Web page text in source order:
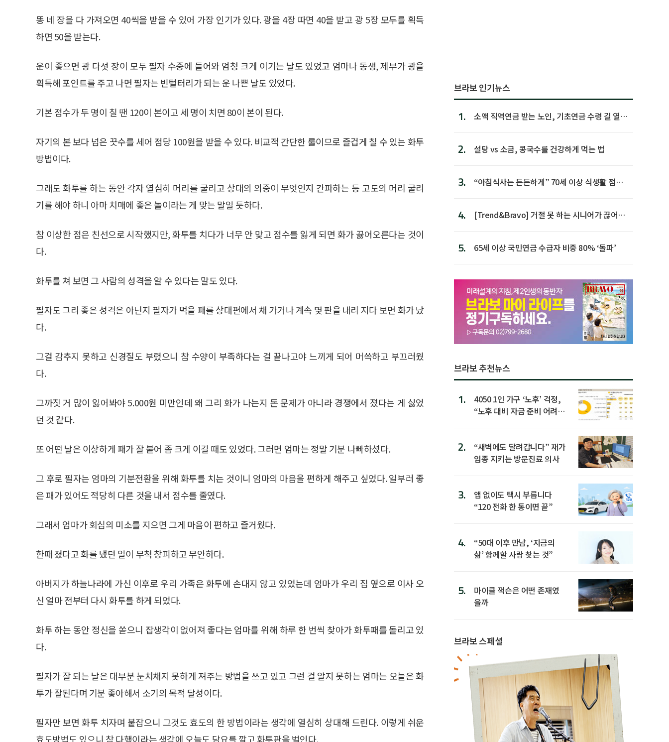
똥 네 장을 다 가져오면 40씩을 받을 수 있어 가장 인기가 있다. 광을 4장 따면 40을 받고 광 5장 모두를 획득
하면 50을 받는다.
운이 좋으면 광 다섯 장이 모두 필자 수중에 들어와 엄청 크게 이기는 날도 있었고 엄마나 동생, 제부가 광을
획득해 포인트를 주고 나면 필자는 빈털터리가 되는 운 나쁜 날도 있었다.
기본 점수가 두 명이 칠 땐 120이 본이고 세 명이 치면 80이 본이 된다.
자기의 본 보다 넘은 끗수를 세어 점당 100원을 받을 수 있다. 비교적 간단한 룰이므로 즐겁게 칠 수 있는 화투
방법이다.
그래도 화투를 하는 동안 각자 열심히 머리를 굴리고 상대의 의중이 무엇인지 간파하는 등 고도의 머리 굴리
기를 해야 하니 아마 치매에 좋은 놀이라는 게 맞는 말일 듯하다.
참 이상한 점은 친선으로 시작했지만, 화투를 치다가 너무 안 맞고 점수를 잃게 되면 화가 끓어오른다는 것이
다.
화투를 쳐 보면 그 사람의 성격을 알 수 있다는 말도 있다.
필자도 그리 좋은 성격은 아닌지 필자가 먹을 패를 상대편에서 채 가거나 계속 몇 판을 내리 지다 보면 화가 났
다.
그걸 감추지 못하고 신경질도 부렸으니 참 수양이 부족하다는 걸 끝나고야 느끼게 되어 머쓱하고 부끄러웠
다.
그까짓 거 많이 잃어봐야 5.000원 미만인데 왜 그리 화가 나는지 돈 문제가 아니라 경쟁에서 졌다는 게 싫었
던 것 같다.
또 어떤 날은 이상하게 패가 잘 붙어 좀 크게 이길 때도 있었다. 그러면 엄마는 정말 기분 나빠하셨다.
그 후로 필자는 엄마의 기분전환을 위해 화투를 치는 것이니 엄마의 마음을 편하게 해주고 싶었다. 일부러 좋
은 패가 있어도 적당히 다른 것을 내서 점수를 줄였다.
그래서 엄마가 회심의 미소를 지으면 그게 마음이 편하고 즐거웠다.
한때 졌다고 화를 냈던 일이 무척 창피하고 무안하다.
아버지가 하늘나라에 가신 이후로 우리 가족은 화투에 손대지 않고 있었는데 엄마가 우리 집 옆으로 이사 오
신 얼마 전부터 다시 화투를 하게 되었다.
화투 하는 동안 정신을 쏟으니 잡생각이 없어져 좋다는 엄마를 위해 하루 한 번씩 찾아가 화투패를 돌리고 있
다.
필자가 잘 되는 날은 대부분 눈치채지 못하게 져주는 방법을 쓰고 있고 그런 걸 알지 못하는 엄마는 오늘은 화
투가 잘된다며 기분 좋아해서 소기의 목적 달성이다.
필자만 보면 화투 치자며 붙잡으니 그것도 효도의 한 방법이라는 생각에 열심히 상대해 드린다. 이렇게 쉬운
효도방법도 있으니 참 다행이라는 생각에 오늘도 담요를 깔고 화투판을 벌인다.
브라보 인기뉴스
1.
소액 직역연금 받는 노인, 기초연금 수령 길 열린
2. 설탕 vs 소금, 콩국수를 건강하게 먹는 법
3.
“아침식사는 든든하게” 70세 이상 식생활 점수
4.
[Trend&Bravo] 거절 못 하는 시니어가 끊어야
5. 65세 이상 국민연금 수급자 비중 80% ‘돌파’
브라보 추천뉴스
1.
4050 1인 가구 ‘노후’ 걱정,
“노후 대비 자금 준비 어려
2.
“새벽에도 달려갑니다” 재가
임종 지키는 방문진료 의사
3.
앱 없이도 택시 부릅니다
“120 전화 한 통이면 끝”
4.
“50대 이후 만남, ‘지금의
삶’ 함께할 사람 찾는 것”
5.
마이클 잭슨은 어떤 존재였
을까
브라보 스페셜